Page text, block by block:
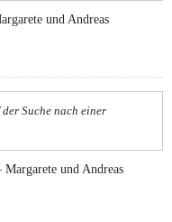
und Andreas
Suche nach einer
und Andreas